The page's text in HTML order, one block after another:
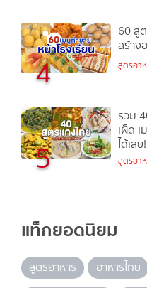
4
60 สู
สร้าง
สูตรอา
5
รวม
เผ็ด
ได้เลย!
สูตรอา
แท็กยอดนิยม
สูตรอาหาร อาหารไทย